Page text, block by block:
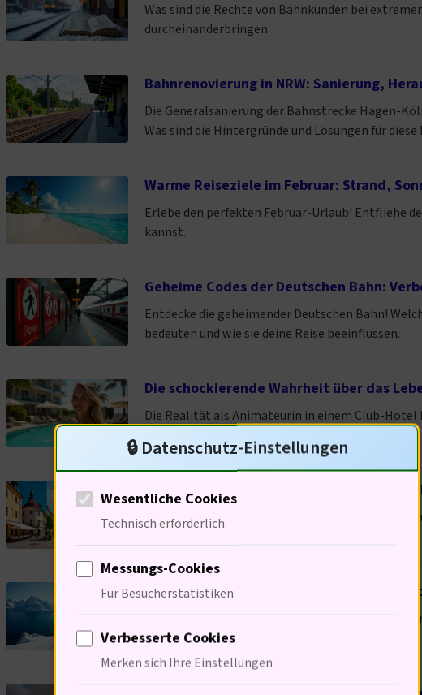
Was sind die Rechte von Bahnkunden bei
durcheinanderbringen.
Bahnrenovierung in NRW: Sanierung,
Die Generalsanierung der Bahnstrecke Hagen-
Was sind die Hintergründe und Lösungen für
Warme Reiseziele im Februar: Strand,
Erlebe den perfekten Februar-Urlaub! Entfliehe
kannst.
Geheime Codes der Deutschen Bahn:
Entdecke die geheimender Deutschen Bahn!
bedeuten und wie sie deine Reise beeinflussen.
Die schockierende Wahrheit über das
Die Realität als Animateurin in einem Club-
Entdecke die besten Städtetrip-Ziele:
Städtetrips sind die perfekte Möglichkeit, Neues
Skifahren mit Meerblick: 7
Entdecke die faszinierenden Skigebiete, wo du
der Welt.
🔒 Datenschutz-Einstellungen
Wesentliche Cookies
Technisch erforderlich
Messungs-Cookies
Für Besucherstatistiken
Verbesserte Cookies
Merken sich Ihre Einstellungen